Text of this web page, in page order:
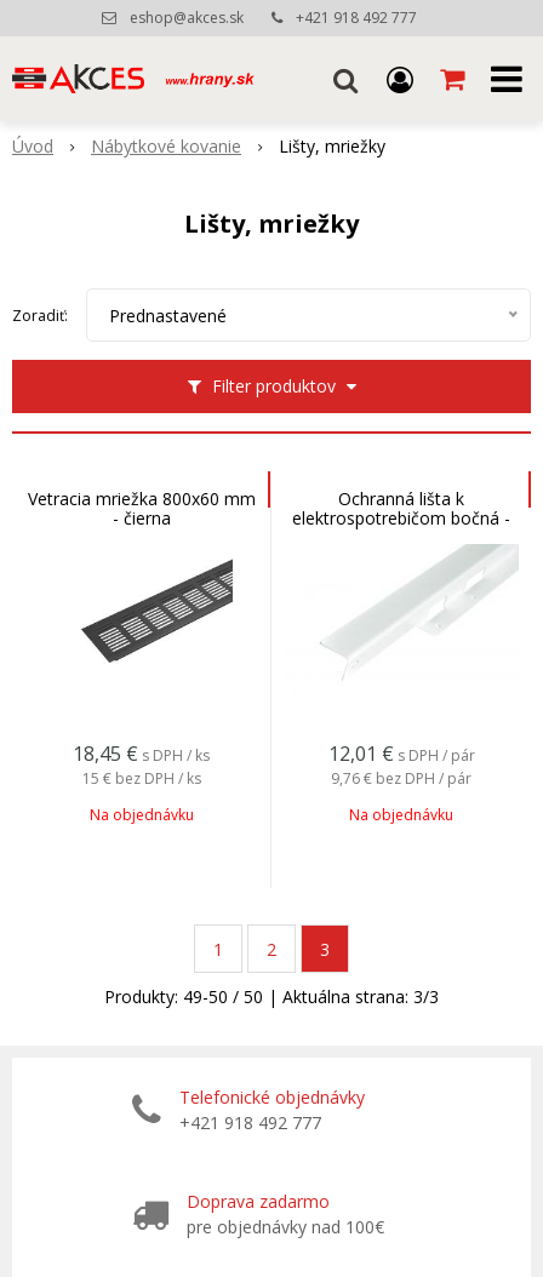
eshop@akces.sk +421 918 492 777
Úvod Nábytkové kovanie Lišty, mriežky
Lišty, mriežky
Filter produktov
Zoradiť: Prednastavené
Vetracia mriežka 800x60 mm
- čierna
18,45 € s DPH / ks
15 € bez DPH / ks
Na objednávku
Ochranná lišta k
elektrospotrebičom bočná -
RAL 9003 biela matná
12,01 € s DPH / pár
9,76 € bez DPH / pár
Na objednávku
1 2 3
Produkty: 49-50 / 50 | Aktuálna strana: 3/3
Telefonické objednávky
+421 918 492 777
Doprava zadarmo
pre objednávky nad 100€